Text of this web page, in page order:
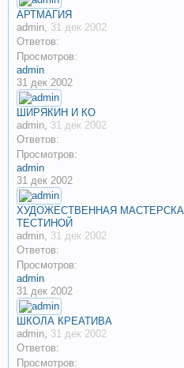
АРТМАГИЯ
admin, 31 дек 2002
Ответов:
Просмотров:
admin
31 дек 2002
ШИРЯКИН И КО
admin, 31 дек 2002
Ответов:
Просмотров:
admin
31 дек 2002
ХУДОЖЕСТВЕННАЯ
ТЕСТИНОЙ
admin, 31 дек 2002
Ответов:
Просмотров:
admin
31 дек 2002
ШКОЛА КРЕАТИВА
admin, 31 дек 2002
Ответов:
Просмотров: